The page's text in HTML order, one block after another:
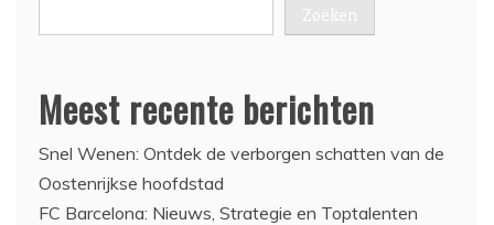
Zoeken
Meest recente berichten
Snel Wenen: Ontdek de verborgen schatten van de
Oostenrijkse hoofdstad
FC Barcelona: Nieuws, Strategie en Toptalenten